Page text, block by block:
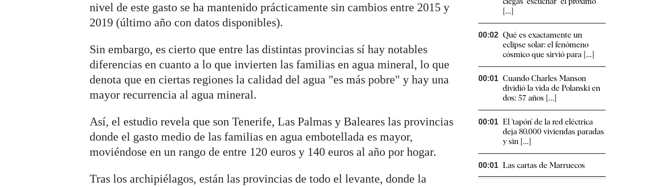
nivel de este gasto se ha mantenido prácticamente sin cambios entre 2015 y
2019 (último año con datos disponibles).
Sin embargo, es cierto que entre las distintas provincias sí hay notables
diferencias en cuanto a lo que invierten las familias en agua mineral, lo que
denota que en ciertas regiones la calidad del agua "es más pobre" y hay una
mayor recurrencia al agua mineral.
Así, el estudio revela que son Tenerife, Las Palmas y Baleares las provincias
donde el gasto medio de las familias en agua embotellada es mayor,
moviéndose en un rango de entre 120 euros y 140 euros al año por hogar.
Tras los archipiélagos, están las provincias de todo el levante, donde la
[...]
00:02 Qué es exactamente un
eclipse solar: el fenómeno
cósmico que sirvió para [...]
00:01 Cuando Charles Manson
dividió la vida de Polanski en
dos: 57 años [...]
00:01 El 'tapón' de la red eléctrica
deja 80.000 viviendas paradas
y sin [...]
00:01 Las cartas de Marruecos